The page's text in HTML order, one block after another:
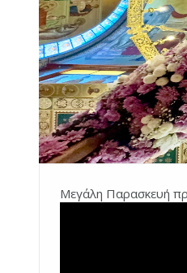
Μεγάλη Παρασκευή